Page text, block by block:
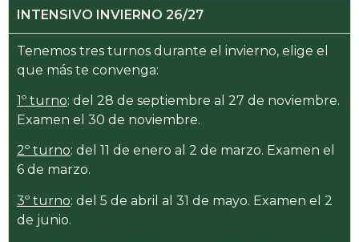
INTENSIVO INVIERNO 26/27
Tenemos tres turnos durante el invierno, elige el
que más te convenga:
1º turno: del 28 de septiembre al 27 de noviembre.
Examen el 30 de noviembre.
2º turno: del 11 de enero al 2 de marzo. Examen el
6 de marzo.
3º turno: del 5 de abril al 31 de mayo. Examen el 2
de junio.